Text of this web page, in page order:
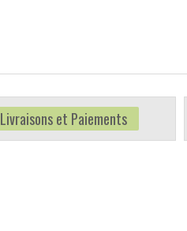
Livraisons et Paiements